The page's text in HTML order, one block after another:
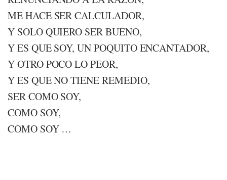
ME HACE SER CALCULADOR,
Y SOLO QUIERO SER BUENO,
Y ES QUE SOY, UN POQUITO ENCANTADOR,
Y OTRO POCO LO PEOR,
Y ES QUE NO TIENE REMEDIO,
SER COMO SOY,
COMO SOY,
COMO SOY …